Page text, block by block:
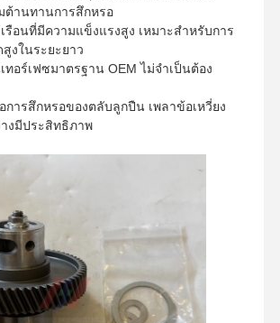
านทานการสึกหรอ
รือนที่มีความแข็งแรงสูง เหมาะสำหรับการ
งในระยะยาว
ทอร์เฟซมาตรฐาน OEM ไม่จำเป็นต้อง
การสึกหรอของตลับลูกปืน เพลาข้อเหวี่ยง
งมีประสิทธิภาพ